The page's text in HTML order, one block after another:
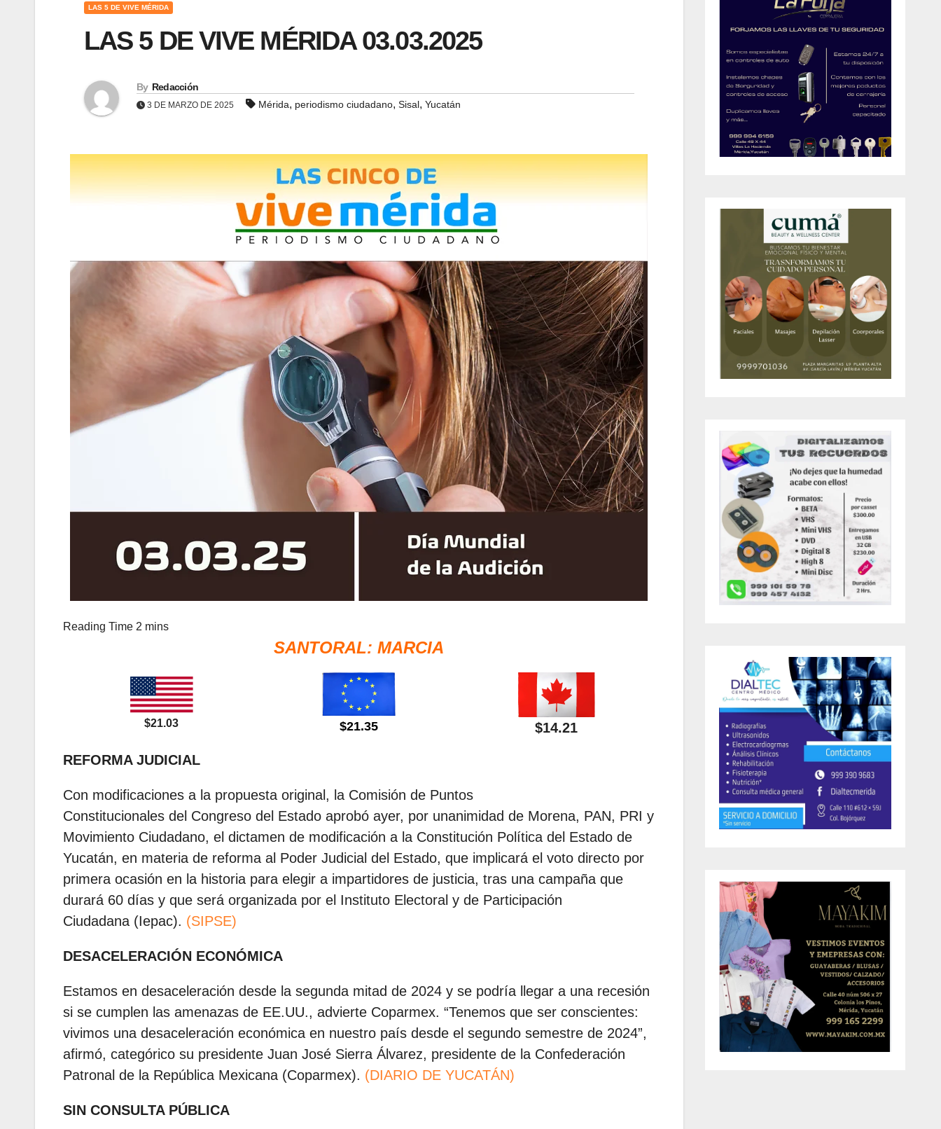
LAS 5 DE VIVE MÉRIDA
LAS 5 DE VIVE MÉRIDA 03.03.2025
By Redacción
3 DE MARZO DE 2025 Mérida, periodismo ciudadano, Sisal, Yucatán
SANTORAL: MARCIA
$21.03 $21.35 $14.21
REFORMA JUDICIAL
Con modificaciones a la propuesta original, la Comisión de Puntos
Constitucionales del Congreso del Estado aprobó ayer, por unanimidad de Morena, PAN, PRI y
Movimiento Ciudadano, el dictamen de modificación a la Constitución Política del Estado de
Yucatán, en materia de reforma al Poder Judicial del Estado, que implicará el voto directo por
primera ocasión en la historia para elegir a impartidores de justicia, tras una campaña que
durará 60 días y que será organizada por el Instituto Electoral y de Participación
Ciudadana (Iepac). (SIPSE)
DESACELERACIÓN ECONÓMICA
Estamos en desaceleración desde la segunda mitad de 2024 y se podría llegar a una recesión
si se cumplen las amenazas de EE.UU., advierte Coparmex. “Tenemos que ser conscientes:
vivimos una desaceleración económica en nuestro país desde el segundo semestre de 2024”,
afirmó, categórico su presidente Juan José Sierra Álvarez, presidente de la Confederación
Patronal de la República Mexicana (Coparmex). (DIARIO DE YUCATÁN)
SIN CONSULTA PÚBLICA